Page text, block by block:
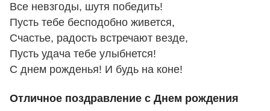
Все невзгоды, шутя победить!
Пусть тебе бесподобно живется,
Счастье, радость встречают везде,
Пусть удача тебе улыбнется!
С днем рожденья! И будь на коне!
Отличное поздравление с Днем рождения